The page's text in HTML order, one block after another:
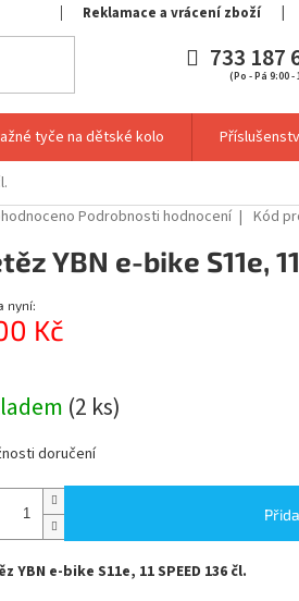
Reklamace a vrácení zboží
733 187
(Po - Pá 9:00 -
tyče na dětské kolo
Podrobnosti hodnocení Kód
YBN e-bike S11e,
nyní:
Kč
(2 ks)
doručení
YBN e-bike S11e, 11 SPEED 136 čl.